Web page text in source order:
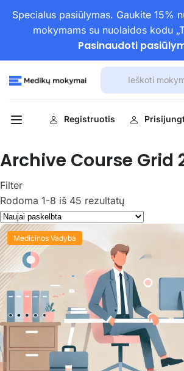
Specialus pasiūlymas. Gaukite 15%
mokymams su nuolaidos kodu
Pasinaudoti
Registruotis
Archive Course Grid
Filter
Rodoma 1-8 iš 45 rezultatų
Medicinos Vadyba